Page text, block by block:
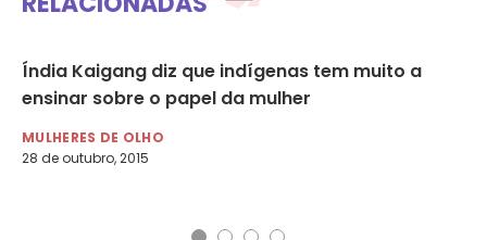
Índia Kaigang diz que indígenas tem muito a
ensinar sobre o papel da mulher
MULHERES DE OLHO
28 de outubro, 2015